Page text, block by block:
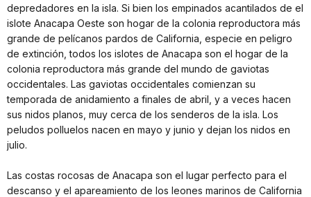
depredadores en la isla. Si bien los empinados acantilados de el
islote Anacapa Oeste son hogar de la colonia reproductora más
grande de pelícanos pardos de California, especie en peligro
de extinción, todos los islotes de Anacapa son el hogar de la
colonia reproductora más grande del mundo de gaviotas
occidentales. Las gaviotas occidentales comienzan su
temporada de anidamiento a finales de abril, y a veces hacen
sus nidos planos, muy cerca de los senderos de la isla. Los
peludos polluelos nacen en mayo y junio y dejan los nidos en
julio.
Las costas rocosas de Anacapa son el lugar perfecto para el
descanso y el apareamiento de los leones marinos de California